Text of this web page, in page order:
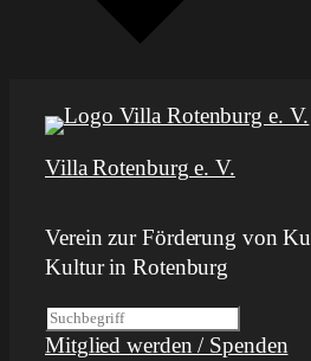
Villa Rotenburg e. V.
Verein zur Förderung von
Kultur in Rotenburg
S
u
Mitglied werden / Spenden